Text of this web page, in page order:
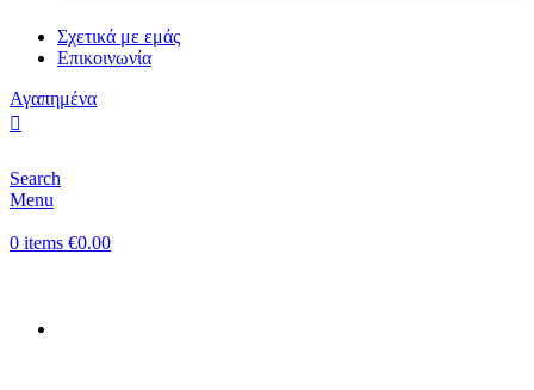
Σχετικά με εμάς
Επικοινωνία
Αγαπημένα
Search
Menu
0 items €0.00